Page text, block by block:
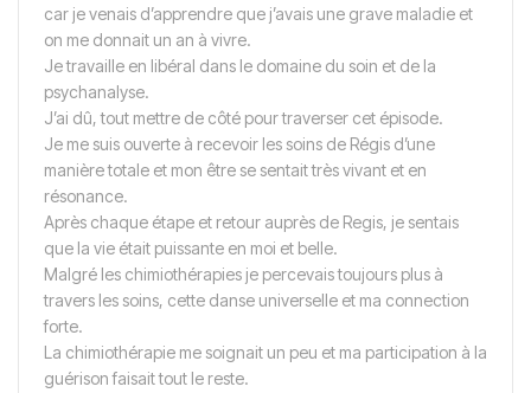
car je venais d’apprendre que j’avais une grave maladie et
on me donnait un an à vivre.
Je travaille en libéral dans le domaine du soin et de la
psychanalyse.
J’ai dû, tout mettre de côté pour traverser cet épisode.
Je me suis ouverte à recevoir les soins de Régis d’une
manière totale et mon être se sentait très vivant et en
résonance.
Après chaque étape et retour auprès de Regis, je sentais
que la vie était puissante en moi et belle.
Malgré les chimiothérapies je percevais toujours plus à
travers les soins, cette danse universelle et ma connection
forte.
La chimiothérapie me soignait un peu et ma participation à la
guérison faisait tout le reste.